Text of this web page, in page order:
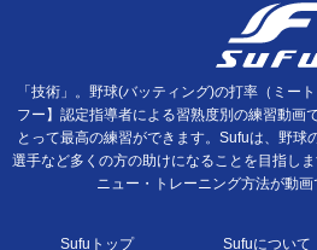
「技術」。野球(バッティング)の打率（ミー
フー】認定指導者による習熟度別の練習動画
とって最高の練習ができます。Sufuは、野球
選手など多くの方の助けになることを目指し
ニュー・トレーニング方法が動画
Sufuトップ Sufuについて